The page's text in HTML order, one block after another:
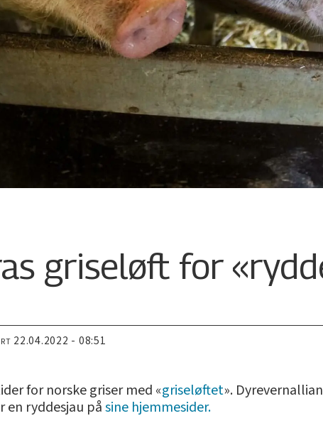
griseløft for
22.04.2022 - 08:51
for norske griser med «griseløftet».
en ryddesjau påsine hjemmesider.